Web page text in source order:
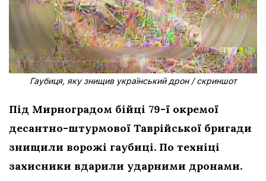
Гаубиця, яку знищив український дрон / скриншот
Під Мирноградом бійці 79-ї окремої
десантно-штурмової Таврійської бригади
знищили ворожі гаубиці. По техніці
захисники вдарили ударними дронами.